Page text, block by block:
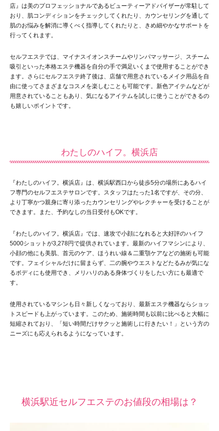
店』は美のプロフェッショナルであるビューティーアドバイザーが常駐して
おり、肌コンディションをチェックしてくれたり、カウンセリングを通して
肌のお悩みを解消に導くべく指導してくれたりと、きめ細やかなサポートを
行ってくれます。
セルフエステでは、マイナスイオンスチームやリンパマッサージ、スチーム
吸引といった本格エステ機器を自分の手で満足いくまで使用することができ
ます。さらにセルフエステ終了後は、店舗で用意されているメイク用品を自
由に使ってさまざまなコスメを楽しむことも可能です。新色アイテムなどが
用意されていることもあり、気になるアイテムを試しに使うことができるの
も嬉しいポイントです。
わたしのハイフ。横浜店
『わたしのハイフ。横浜店』は、横浜駅西口から徒歩5分の場所にあるハイ
フ専門のセルフエステサロンです。スタッフはたった1名ですが、その分、
より丁寧かつ親身に寄り添ったカウンセリングやレクチャーを受けることが
できます。また、予約なしの当日受付もOKです。
『わたしのハイフ。横浜店』では、速攻で小顔になれると大好評のハイフ
5000ショットが3,278円で提供されています。最新のハイフマシンにより、
小顔の他にも美肌、首元のケア、ほうれい線＆二重顎ケアなどの施術も可能
です。フェイシャルだけに留まらず、二の腕やウエストなどたるみが気にな
るボディにも使用でき、メリハリのある身体づくりをしたい方にも最適で
す。
使用されているマシンも日々新しくなっており、最新エステ機器ならショッ
トスピードも上がっています。このため、施術時間も以前に比べると大幅に
短縮されており、「短い時間だけサクッと施術しに行きたい！」という方の
ニーズにも応えられるようになっています。
横浜駅近セルフエステのお値段の相場は？